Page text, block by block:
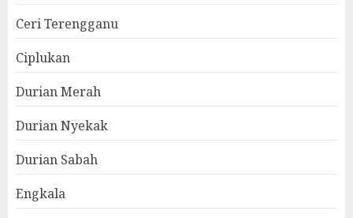
Ceri Terengganu
Ciplukan
Durian Merah
Durian Nyekak
Durian Sabah
Engkala